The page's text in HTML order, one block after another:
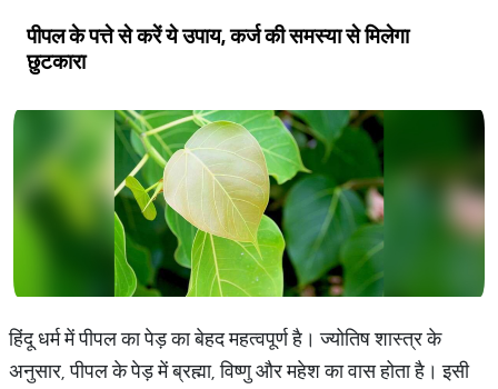
पीपल के पत्ते से करें ये उपाय, कर्ज की समस्या से मिलेगा
छुटकारा
हिंदू धर्म में पीपल का पेड़ का बेहद महत्वपूर्ण है। ज्योतिष शास्त्र के
अनुसार, पीपल के पेड़ में ब्रह्मा, विष्णु और महेश का वास होता है। इसी